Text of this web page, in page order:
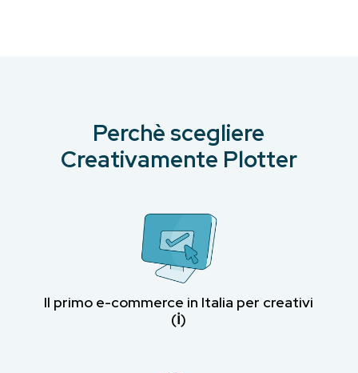
Perchè scegliere
Creativamente Plotter
Il primo e-commerce in Italia per creativi
(ℹ︎)